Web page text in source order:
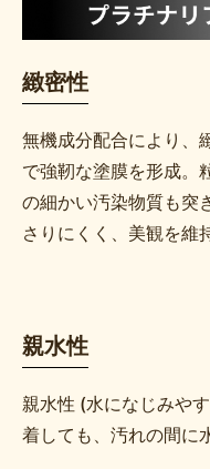
緻密性
無機成分配合により、
で強靭な塗膜を形成。
の細かい汚染物質も突
さりにくく、美観を維
親水性
親水性 (水になじみや
着しても、汚れの間に